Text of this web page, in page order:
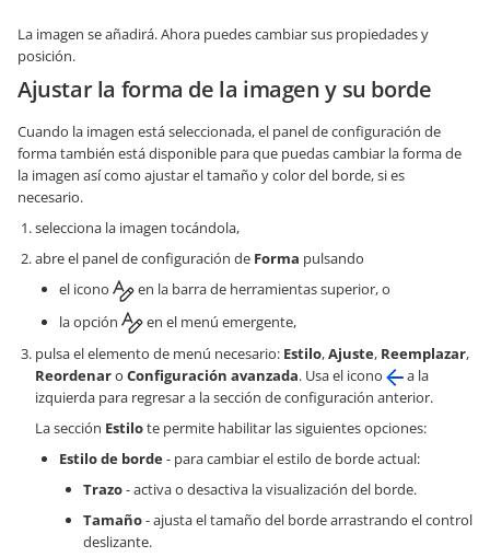
La imagen se añadirá. Ahora puedes cambiar sus propiedades y
posición.
Ajustar la forma de la imagen y su borde
Cuando la imagen está seleccionada, el panel de configuración de
forma también está disponible para que puedas cambiar la forma de
la imagen así como ajustar el tamaño y color del borde, si es
necesario.
selecciona la imagen tocándola,
abre el panel de configuración de Forma pulsando
el icono
en la barra de herramientas superior, o
la opción
en el menú emergente,
pulsa el elemento de menú necesario: Estilo,Ajuste, Reemplazar,
Reordenaro Configuración avanzada. Usa el icono
a la
izquierda para regresar a la sección de configuración anterior.
La sección Estilote permite habilitar las siguientes opciones:
Estilo de borde- para cambiar el estilo de borde actual:
Trazo- activa o desactiva la visualización del borde.
Tamaño- ajusta el tamaño del borde arrastrando el control
deslizante.